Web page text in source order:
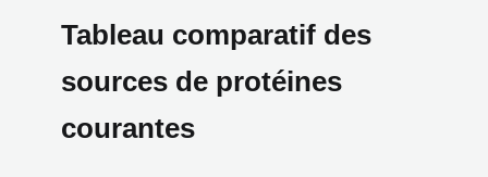
Tableau comparatif des
sources de protéines
courantes